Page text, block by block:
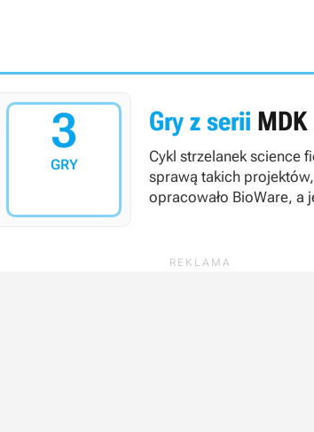
3
GRY
Gry z serii MDK
Cykl strzelanek science
sprawą takich
opracowało BioWare, a